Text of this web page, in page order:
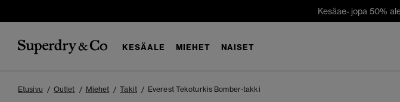
Kesäae- jopa 50%
KESÄALE MIEHET NAISET
Etusivu Outlet Miehet Takit Everest Tekoturkis Bomber-takki